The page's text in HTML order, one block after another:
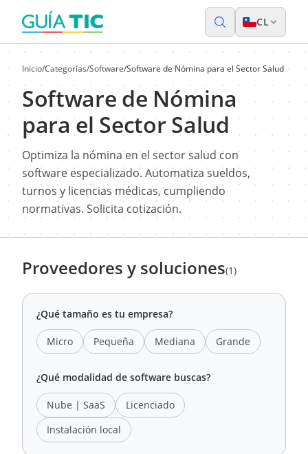
CL
Inicio/Categorías/Software/Software de Nómina para el Sector Salud
Software de Nómina
para el Sector Salud
Optimiza la nómina en el sector salud con
software especializado. Automatiza sueldos,
turnos y licencias médicas, cumpliendo
normativas. Solicita cotización.
Proveedores y soluciones(1)
¿Qué tamaño es tu empresa?
Micro Pequeña Mediana Grande
¿Qué modalidad de software buscas?
Nube | SaaS
Licenciado
Instalación local